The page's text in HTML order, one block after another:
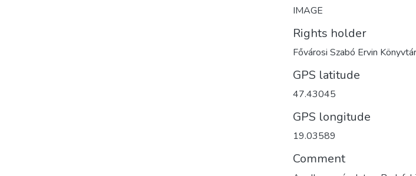
IMAGE
Rights holder
Fővárosi Szabó Ervin
GPS latitude
47.43045
GPS longitude
19.03589
Comment